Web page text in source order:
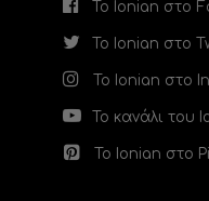
Το Ionian στο
Το Ionian στο
Το Ionian στο
Το κανάλι του
Το Ionian στο